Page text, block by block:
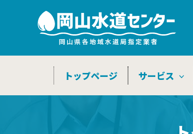
ス
トップページ サービス